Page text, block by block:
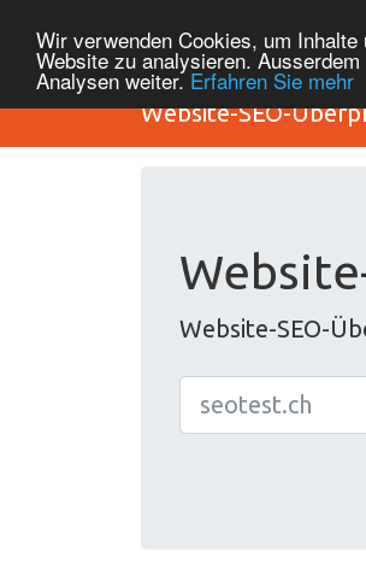
Wir verwenden Cookies, um
Website zu analysieren.
Analysen weiter. Erfahren Sie mehr
Website-SEO-
Website-SEO-